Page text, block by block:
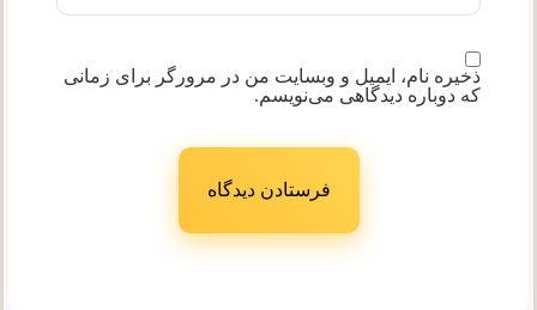
ذخیره نام، ایمیل و وبسایت من در مرورگر برای زمانی
که دوباره دیدگاهی می‌نویسم.